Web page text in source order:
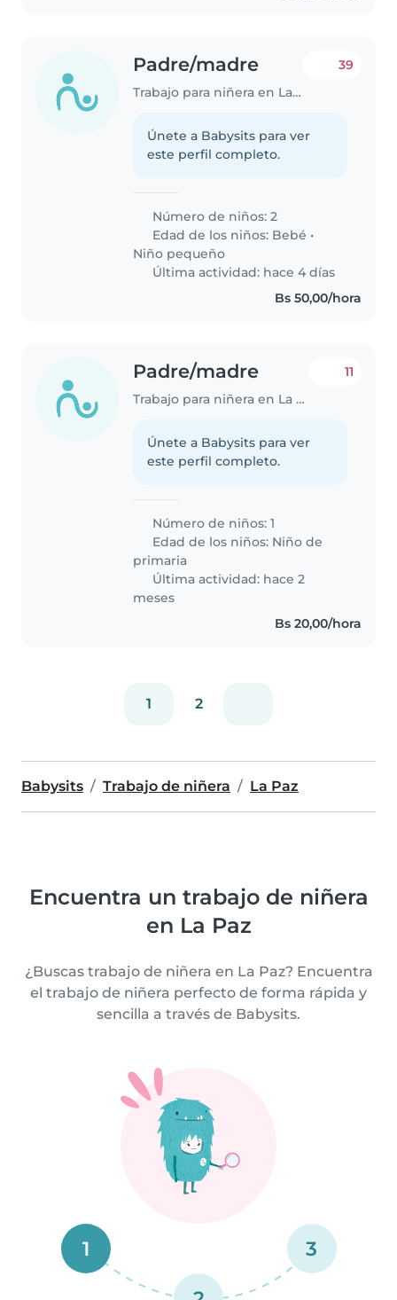
Padre/madre
Trabajo para niñera en La Paz
39
Únete a Babysits para ver
este perfil completo.
Número de niños: 2
Edad de los niños: Bebé •
Niño pequeño
Última actividad: hace 4 días
Bs 50,00/hora
Padre/madre
Trabajo para niñera en La Paz
11
Únete a Babysits para ver
este perfil completo.
Número de niños: 1
Edad de los niños: Niño de
primaria
Última actividad: hace 2
meses
Bs 20,00/hora
1 2
Babysits Trabajo de niñera La Paz
Encuentra un trabajo de niñera
en La Paz
¿Buscas trabajo de niñera en La Paz? Encuentra
el trabajo de niñera perfecto de forma rápida y
sencilla a través de Babysits.
1 3